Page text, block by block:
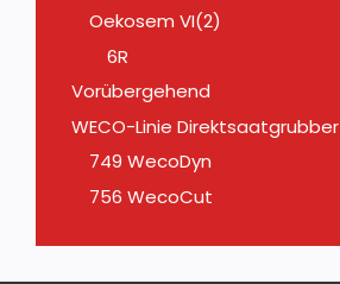
Oekosem VI(2)
6R
Vorübergehend
WECO-Linie Direktsaatgrubber
749 WecoDyn
756 WecoCut